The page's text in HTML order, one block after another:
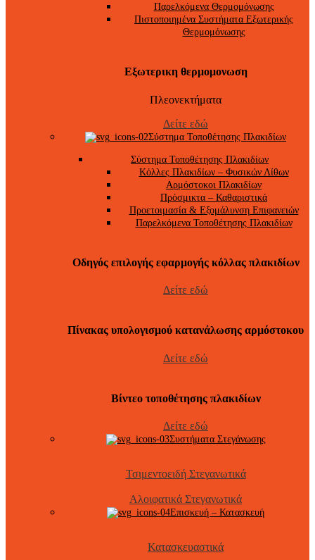
Παρελκόμενα Θερμομόνωσης
Πιστοποιημένα Συστήματα Εξωτερικής
Θερμομόνωσης
Εξωτερικη θερμομονωση
Πλεονεκτήματα
Δείτε εδώ
Σύστημα Τοποθέτησης Πλακιδίων
Σύστημα Τοποθέτησης Πλακιδίων
Κόλλες Πλακιδίων – Φυσικών Λίθων
Αρμόστοκοι Πλακιδίων
Πρόσμικτα – Καθαριστικά
Προετοιμασία & Εξομάλυνση Επιφανειών
Παρελκόμενα Τοποθέτησης Πλακιδίων
Οδηγός επιλογής εφαρμογής κόλλας πλακιδίων
Δείτε εδώ
Πίνακας υπολογισμού κατανάλωσης αρμόστοκου
Δείτε εδώ
Βίντεο τοποθέτησης πλακιδίων
Δείτε εδώ
Συστήματα Στεγάνωσης
Τσιμεντοειδή Στεγανωτικά
Αλοιφατικά Στεγανωτικά
Επισκευή – Κατασκευή
Κατασκευαστικά